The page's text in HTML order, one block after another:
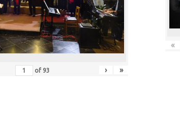
of 93 › »
«